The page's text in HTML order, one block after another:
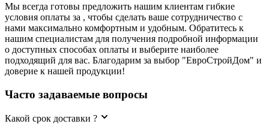
Мы всегда готовы предложить нашим клиентам гибкие
условия оплаты за , чтобы сделать ваше сотрудничество с
нами максимально комфортным и удобным. Обратитесь к
нашим специалистам для получения подробной информации
о доступных способах оплаты и выберите наиболее
подходящий для вас. Благодарим за выбор "ЕвроСтройДом" и
доверие к нашей продукции!
Часто задаваемые вопросы
Какой срок доставки ?